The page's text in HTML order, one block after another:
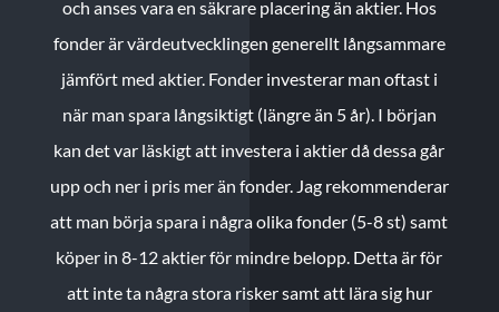
och anses vara en säkrare placering än aktier. Hos
fonder är värdeutvecklingen generellt långsammare
jämfört med aktier. Fonder investerar man oftast i
när man spara långsiktigt (längre än 5 år). I början
kan det var läskigt att investera i aktier då dessa går
upp och ner i pris mer än fonder. Jag rekommenderar
att man börja spara i några olika fonder (5-8 st) samt
köper in 8-12 aktier för mindre belopp. Detta är för
att inte ta några stora risker samt att lära sig hur